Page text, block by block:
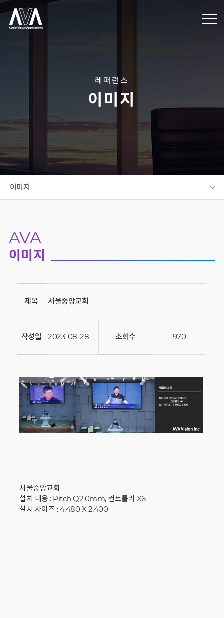
레퍼런스
이미지
이미지
AVA
이미지
제목 서울중앙교회
작성일 2023-08-28 조회수 970
서울중앙교회
설치 내용 : Pitch Q2.0mm, 컨트롤러 X6
설치 사이즈 : 4,480 X 2,400